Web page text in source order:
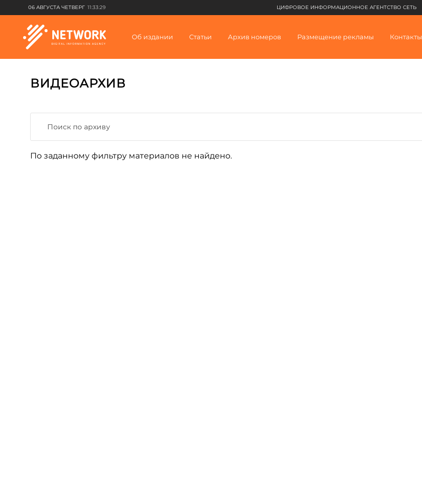
06 АВГУСТА ЧЕТВЕРГ 11:33:29 ЦИФРОВОЕ ИНФОРМАЦИОННОЕ АГЕНТСТВО СЕТЬ
Об издании Статьи Архив номеров Размещение рекламы Контакты
ВИДЕОАРХИВ
По заданному фильтру материалов не найдено.